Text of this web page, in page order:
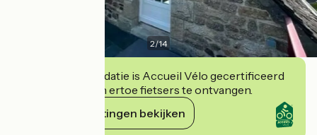
2/14
Deze accommodatie is Accueil Vélo gecertificeerd
en verbindt zich ertoe fietsers te ontvangen.
Haar verplichtingen bekijken